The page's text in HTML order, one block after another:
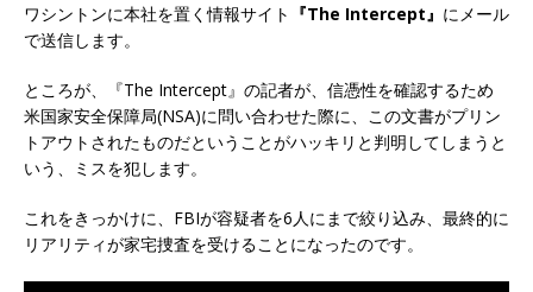
ワシントンに本社を置く情報サイト 『The Intercept』 にメール
で送信します。
ところが、『The Intercept』の記者が、信憑性を確認するため
米国家安全保障局(NSA)に問い合わせた際に、この文書がプリン
トアウトされたものだということがハッキリと判明してしまうと
いう、ミスを犯します。
これをきっかけに、FBIが容疑者を6人にまで絞り込み、最終的に
リアリティが家宅捜査を受けることになったのです。